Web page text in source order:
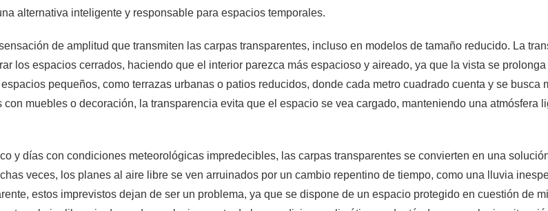
alternativa inteligente y responsable para espacios temporales.
de amplitud que transmiten las carpas transparentes, incluso en modelos de tamaño reducido. La
los espacios cerrados, haciendo que el interior parezca más espacioso y aireado, ya que la vista se
pequeños, como terrazas urbanas o patios reducidos, donde cada metro cuadrado cuenta y se busca
muebles o decoración, la transparencia evita que el espacio se vea cargado, manteniendo una atmósfera
y días con condiciones meteorológicas impredecibles, las carpas transparentes se convierten en una
veces, los planes al aire libre se ven arruinados por un cambio repentino de tiempo, como una lluvia
estos imprevistos dejan de ser un problema, ya que se dispone de un espacio protegido en cuestión de